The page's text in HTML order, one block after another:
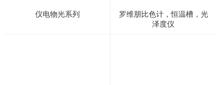
仪电物光系列
罗维朋比色计，恒温槽，光
泽度仪